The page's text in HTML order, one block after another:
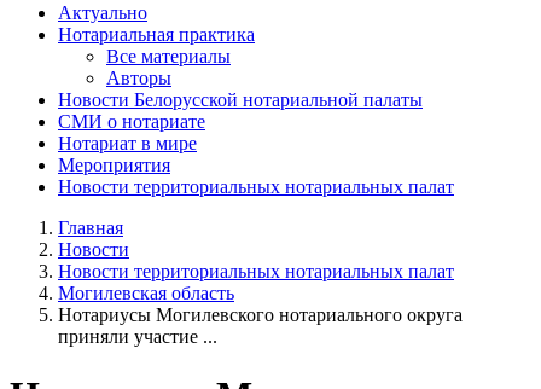
Актуально
Нотариальная практика
Все материалы
Авторы
Новости Белорусской нотариальной палаты
СМИ о нотариате
Нотариат в мире
Мероприятия
Новости территориальных нотариальных палат
Главная
Новости
Новости территориальных нотариальных палат
Могилевская область
Нотариусы Могилевского нотариального округа
приняли участие ...